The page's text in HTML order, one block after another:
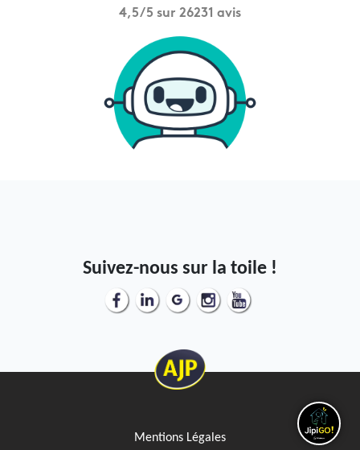
4,5/5 sur 26231 avis
Suivez-nous sur la toile !
Mentions Légales